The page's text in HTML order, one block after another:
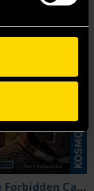
EXIT - The Forbidden Castle